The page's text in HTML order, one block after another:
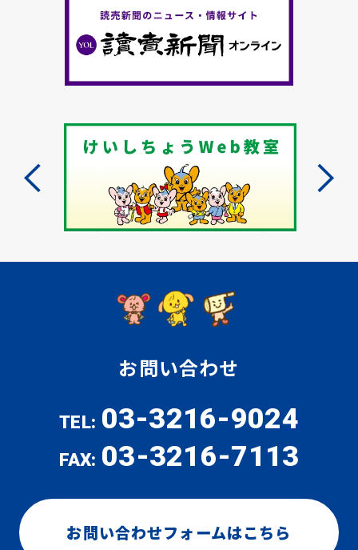
お問い合わせ
TEL: 03-3216-9024
FAX: 03-3216-7113
お問い合わせフォームはこちら